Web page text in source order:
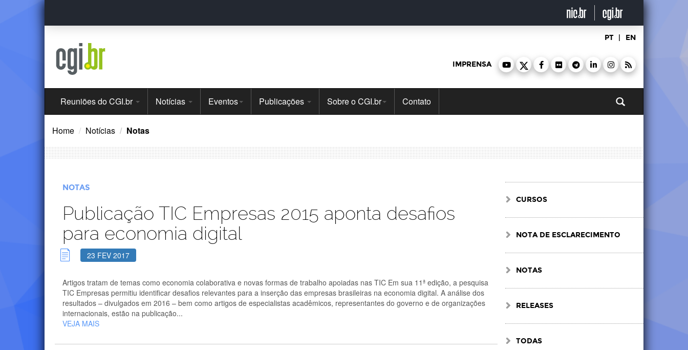
Ir
o
PT | EN
IMPRENSA
Menu
Principal
Reuniões do CGI.br Notícias Eventos Publicações Sobre o CGI.br Contato
Home Notícias Notas
NOTAS
Publicação TIC Empresas 2015 aponta desafios
para economia digital
23 FEV 2017
Artigos tratam de temas como economia colaborativa e novas formas de trabalho apoiadas nas TIC Em sua 11ª edição, a pesquisa
TIC Empresas permitiu identificar desafios relevantes para a inserção das empresas brasileiras na economia digital. A análise dos
resultados – divulgados em 2016 – bem como artigos de especialistas acadêmicos, representantes do governo e de organizações
internacionais, estão na publicação...
VEJA MAIS
CURSOS
NOTA DE ESCLARECIMENTO
NOTAS
RELEASES
TODAS